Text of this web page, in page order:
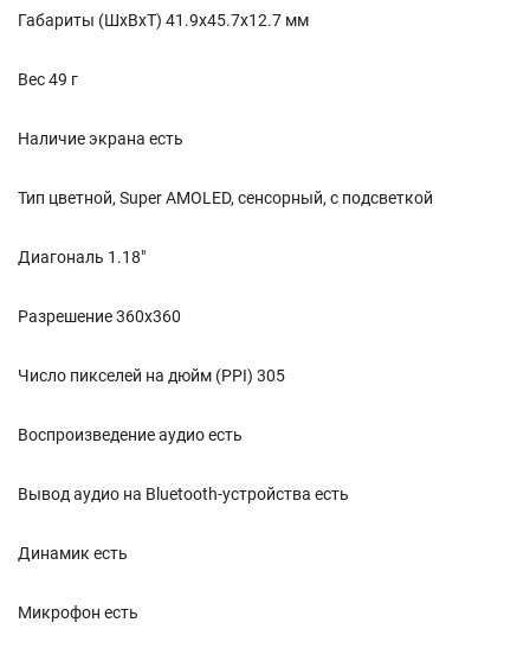
Габариты (ШхВхТ) 41.9x45.7x12.7 мм
Вес 49 г
Наличие экрана есть
Тип цветной, Super AMOLED, сенсорный, с подсветкой
Диагональ 1.18"
Разрешение 360x360
Число пикселей на дюйм (PPI) 305
Воспроизведение аудио есть
Вывод аудио на Bluetooth-устройства есть
Динамик есть
Микрофон есть